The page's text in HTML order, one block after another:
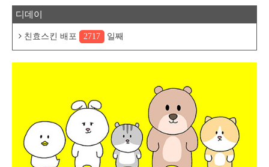
디데이
친효스킨 배포 2717 일째